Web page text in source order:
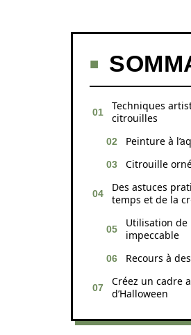
Techniques
citrouilles
Peinture à
Citrouille
Des astuces
temps et de la
Utilisation
impeccable
Recours à
Créez un cadre
d’Halloween